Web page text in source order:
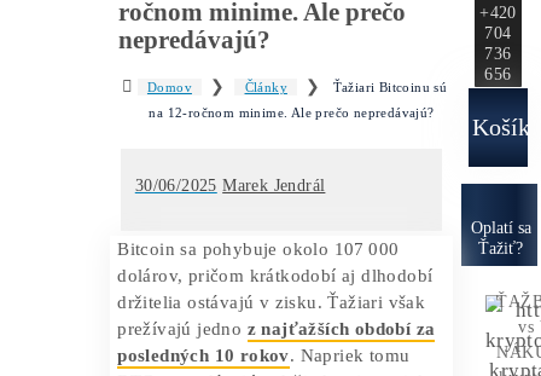
Zisky
Ťažiari Bitcoinu sú na 12-
nepredávajú?
Ťažiari Bitcoinu sú
na 12-ročnom minime. Ale prečo nepredávajú?
30/06/2025 Marek Jendrál